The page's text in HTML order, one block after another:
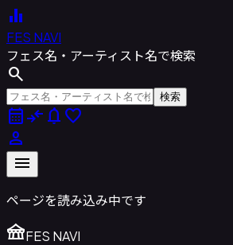
equalizer
FES NAVI
フェス名・アーティスト名で検索
search
検索
calendar_monthcompare_arrows notifications favorite
person
menu
ページを読み込み中です
festivalFES NAVI